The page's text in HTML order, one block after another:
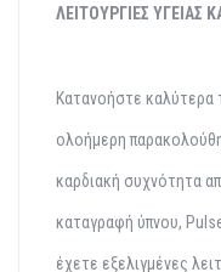
ΛΕΙΤΟΥΡΓΙΕΣ ΥΓΕΙΑΣ
Κατανοήστε καλύτερα
ολοήμερη
καρδιακή συχνότητα
καταγραφή ύπνου,
έχετε εξελιγμένες